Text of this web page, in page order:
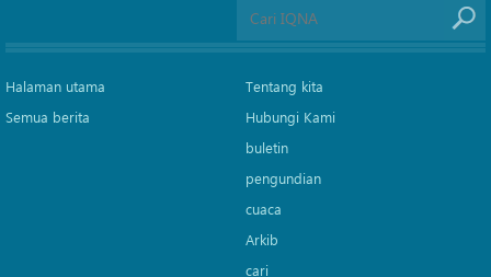
Halaman utama
Semua berita
Tentang kita
Hubungi Kami
buletin
pengundian
cuaca
Arkib
cari